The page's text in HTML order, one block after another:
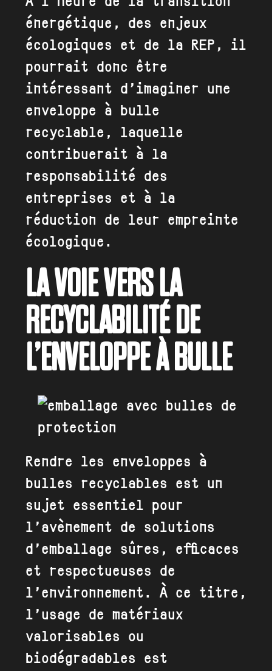
énergétique, des enjeux
écologiques et de la REP, il
pourrait donc être
intéressant d’imaginer une
enveloppe à bulle
recyclable, laquelle
contribuerait à la
responsabilité des
entreprises et à la
réduction de leur empreinte
écologique.
LA VOIE VERS LA
RECYCLABILITÉ DE
L’ENVELOPPE À BULLE
Rendre les enveloppes à
bulles recyclables est un
sujet essentiel pour
l’avènement de solutions
d’emballage sûres, efficaces
et respectueuses de
l’environnement. À ce titre,
l’usage de matériaux
valorisables ou
biodégradables est